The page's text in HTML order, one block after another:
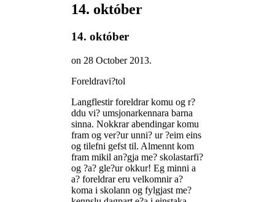
14. október
14. október
on 28 October 2013.
Foreldravi?tol
Langflestir foreldrar komu og r?
ddu vi? umsjonarkennara barna
sinna. Nokkrar abendingar komu
fram og ver?ur unni? ur ?eim eins
og tilefni gefst til. Almennt kom
fram mikil an?gja me? skolastarfi?
og ?a? gle?ur okkur! Eg minni a
a? foreldrar eru velkomnir a?
koma i skolann og fylgjast me?